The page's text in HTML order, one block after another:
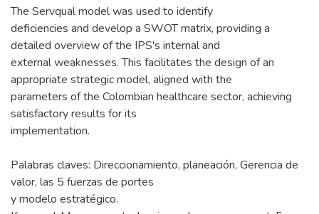
The Servqual model was used to identify
deficiencies and develop a SWOT matrix, providing a
detailed overview of the IPS's internal and
external weaknesses. This facilitates the design of an
appropriate strategic model, aligned with the
parameters of the Colombian healthcare sector, achieving
satisfactory results for its
implementation.
Palabras claves: Direccionamiento, planeación, Gerencia de
valor, las 5 fuerzas de portes
y modelo estratégico.